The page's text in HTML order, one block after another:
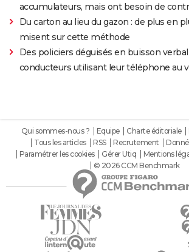
accumulateurs, mais ont besoin de
Du carton au lieu du gazon : de plus en
misent sur cette méthode
Des policiers déguisés en buisson
conducteurs utilisant leur téléphone au
Qui sommes-nous ? Equipe Charte éditoriale
Tous les articles
RSS Recrutement
Paramétrer les cookies
Gérer Utiq Mentions
© 2026 CCM Benchmark